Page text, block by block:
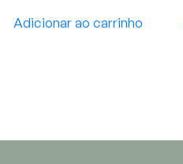
Adicionar ao carrinho